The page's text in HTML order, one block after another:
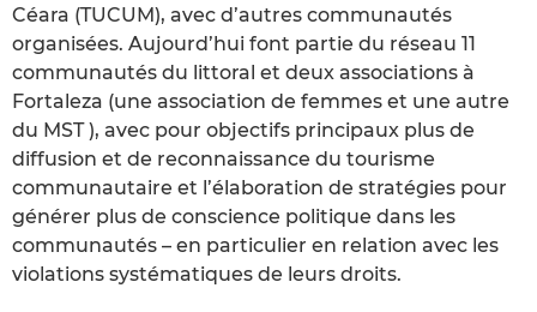
Céara (TUCUM), avec d’autres communautés
organisées. Aujourd’hui font partie du réseau 11
communautés du littoral et deux associations à
Fortaleza (une association de femmes et une autre
du MST ), avec pour objectifs principaux plus de
diffusion et de reconnaissance du tourisme
communautaire et l’élaboration de stratégies pour
générer plus de conscience politique dans les
communautés – en particulier en relation avec les
violations systématiques de leurs droits.